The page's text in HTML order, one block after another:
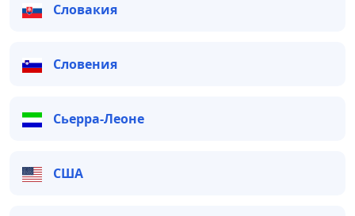
Словакия
Словения
Сьерра-Леоне
США